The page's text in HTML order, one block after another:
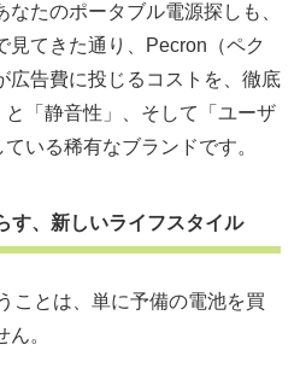
たのポータブル電源探しも、
見てきた通り、Pecron（ペク
広告費に投じるコストを、徹底
「静音性」、そして「ユーザ
いる稀有なブランドです。
す、新しいライフスタイル
ことは、単に予備の電池を買
。